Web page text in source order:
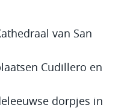
van San
Cudillero en
dorpjes in